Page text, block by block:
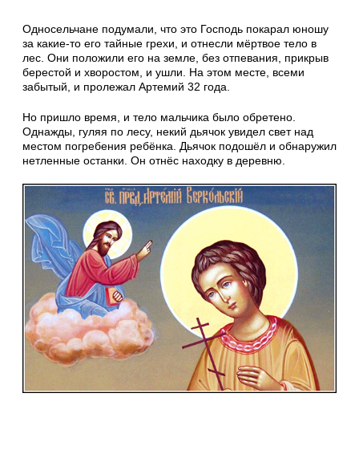
Односельчане подумали, что это Господь покарал юношу
за какие-то его тайные грехи, и отнесли мёртвое тело в
лес. Они положили его на земле, без отпевания, прикрыв
берестой и хворостом, и ушли. На этом месте, всеми
забытый, и пролежал Артемий 32 года.
Но пришло время, и тело мальчика было обретено.
Однажды, гуляя по лесу, некий дьячок увидел свет над
местом погребения ребёнка. Дьячок подошёл и обнаружил
нетленные останки. Он отнёс находку в деревню.